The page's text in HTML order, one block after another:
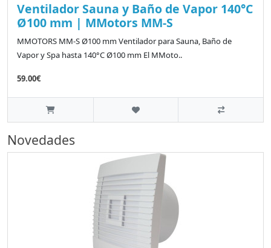
Ventilador Sauna y Baño de Vapor 140°C
Ø100 mm | MMotors MM-S
MMOTORS MM-S Ø100 mm Ventilador para Sauna, Baño de
Vapor y Spa hasta 140°C Ø100 mm El MMoto..
59.00€
Novedades